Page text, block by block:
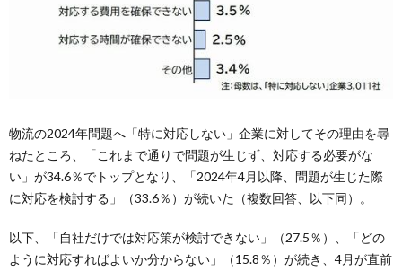
物流の2024年問題へ「特に対応しない」企業に対してその理由を尋
ねたところ、「これまで通りで問題が生じず、対応する必要がな
い」が34.6％でトップとなり、「2024年4月以降、問題が生じた際
に対応を検討する」（33.6％）が続いた（複数回答、以下同）。
以下、「自社だけでは対応策が検討できない」（27.5％）、「どの
ように対応すればよいか分からない」（15.8％）が続き、4月が直前